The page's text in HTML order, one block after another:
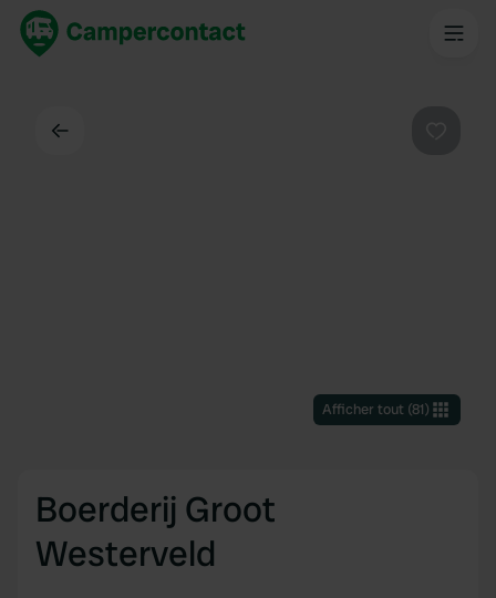
Afficher tout(81)
Boerderij Groot
Westerveld